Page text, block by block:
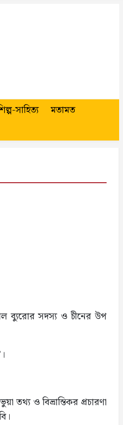
সাহিত্য
মতামত
ব্যুরোর সদস্য ও চীনের উপ
তথ্য ও বিভ্রান্তিকর প্রচারণা